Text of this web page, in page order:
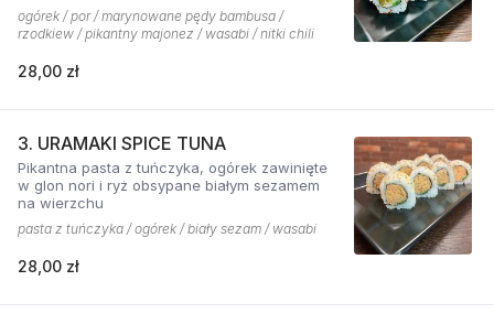
ogórek / por / marynowane pędy bambusa /
rzodkiew / pikantny majonez / wasabi / nitki chili
28,00 zł
3. URAMAKI SPICE TUNA
Pikantna pasta z tuńczyka, ogórek zawinięte
w glon nori i ryż obsypane białym sezamem
na wierzchu
pasta z tuńczyka / ogórek / biały sezam / wasabi
28,00 zł